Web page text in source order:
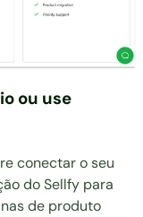
ou use
conectar o seu
do Sellfy para
de produto